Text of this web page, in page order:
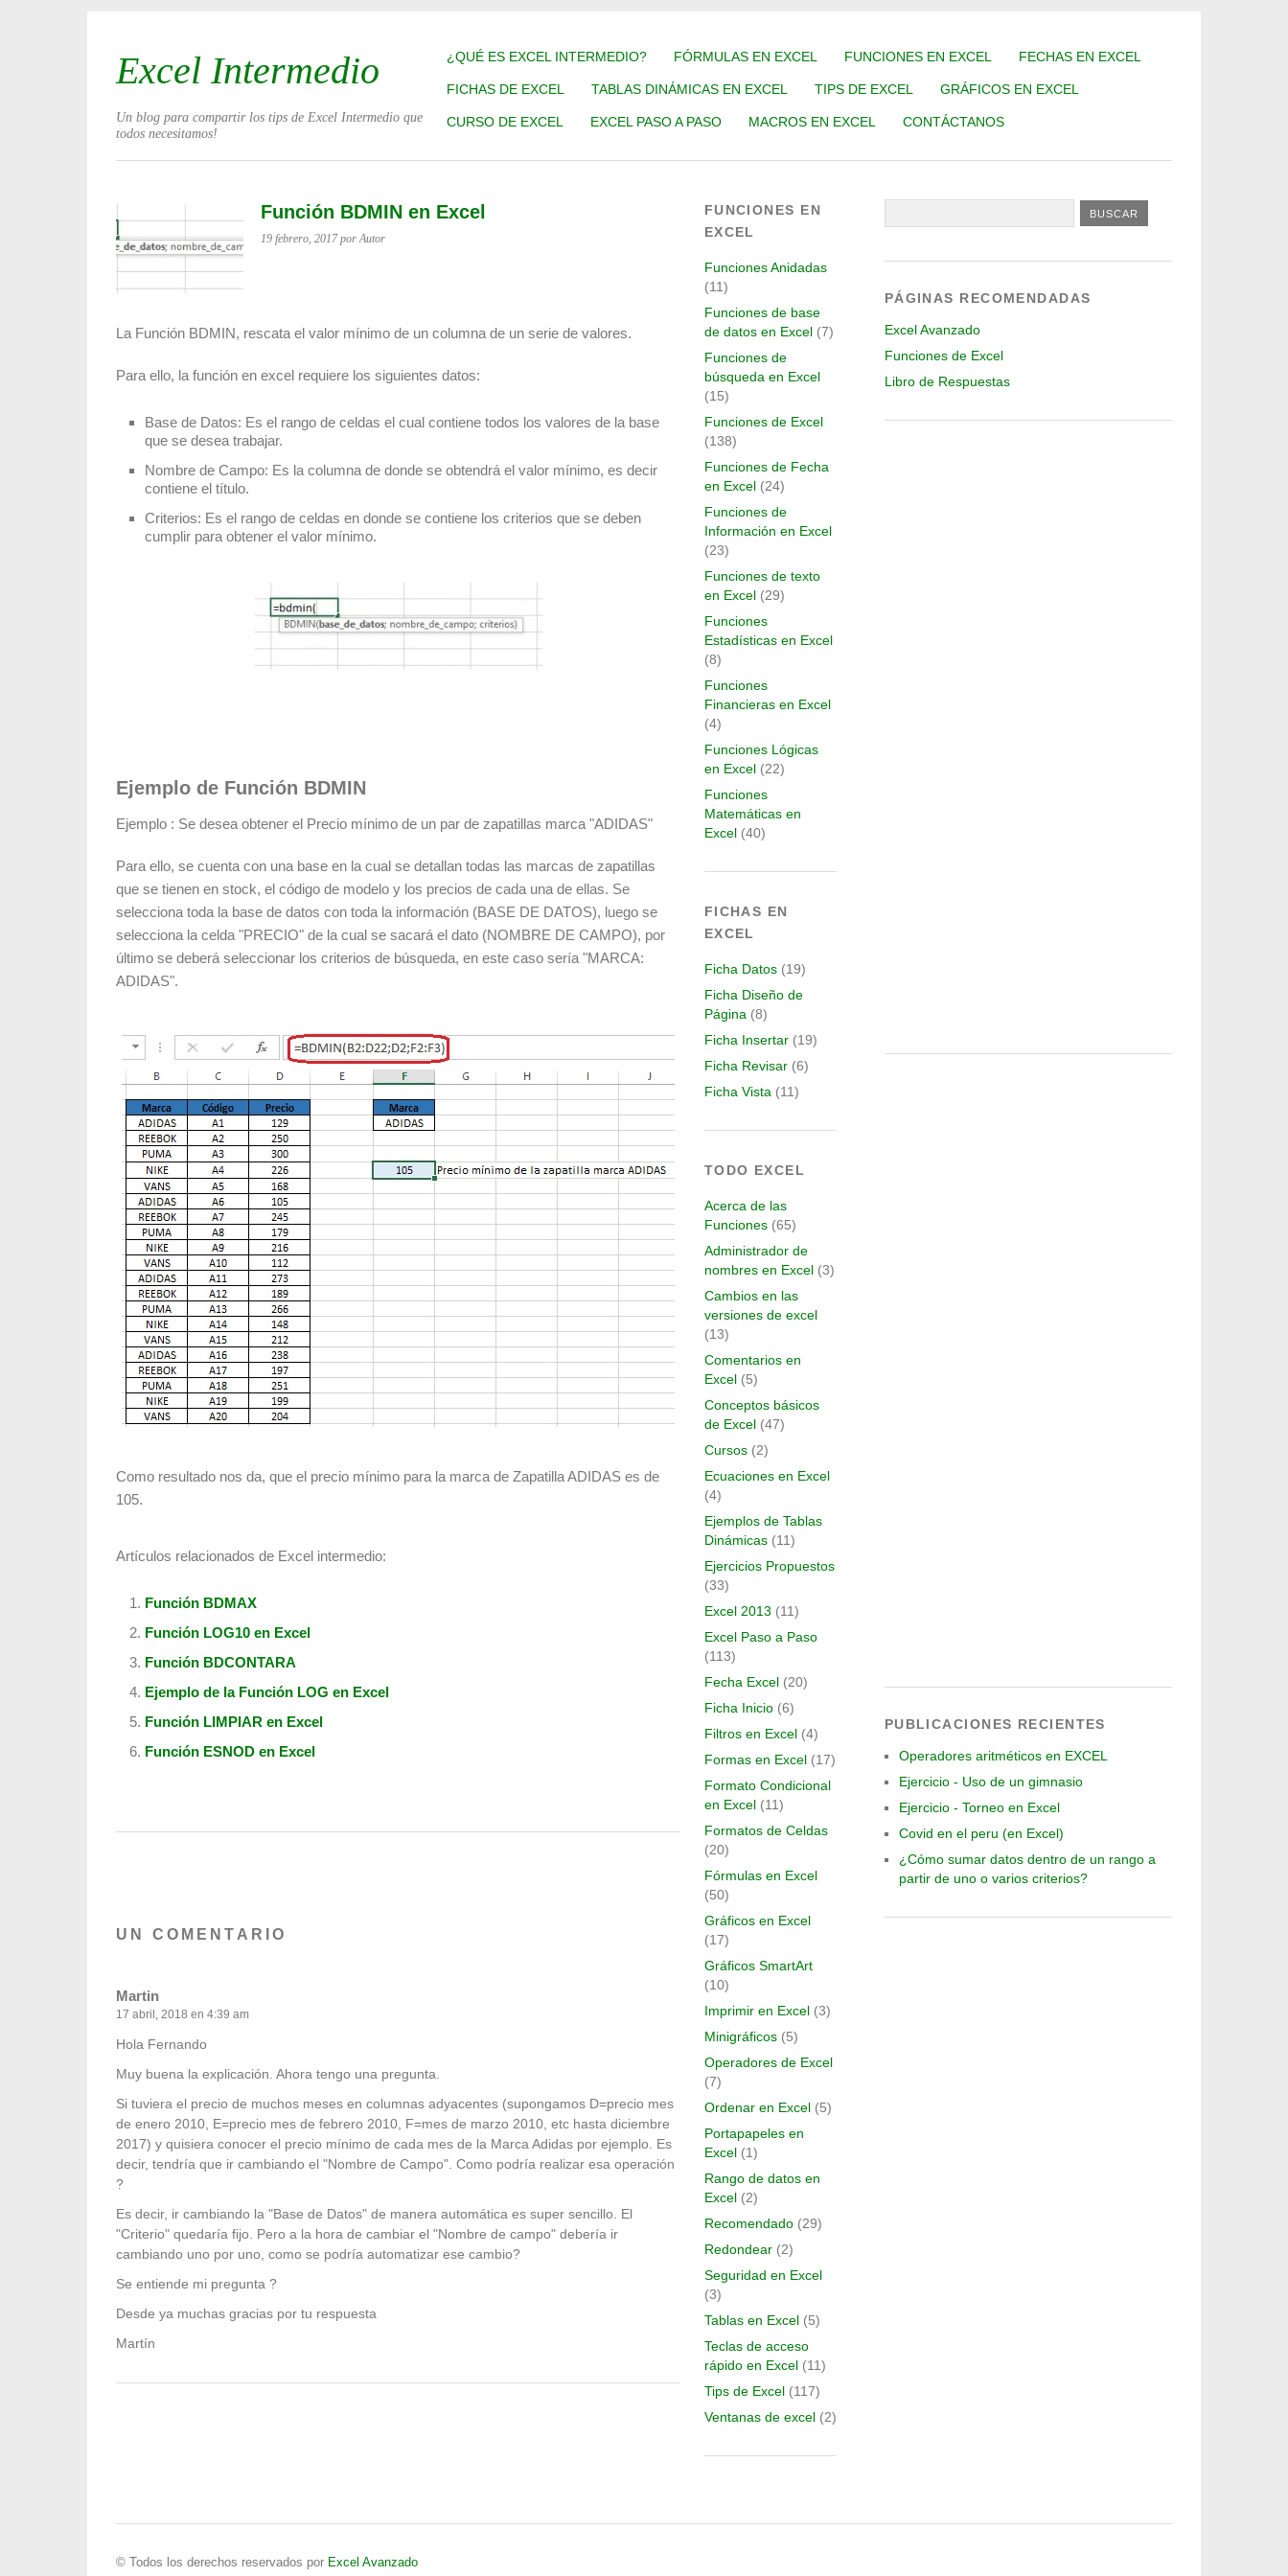
¿QUÉ ES EXCEL INTERMEDIO? FÓRMULAS EN EXCEL FUNCIONES EN EXCEL FECHAS EN EXCEL
FICHAS DE EXCEL TABLAS DINÁMICAS EN EXCEL TIPS DE EXCEL GRÁFICOS EN EXCEL
CURSO DE EXCEL EXCEL PASO A PASO MACROS EN EXCEL CONTÁCTANOS
Excel Intermedio
Un blog para compartir los tips de Excel Intermedio que
todos necesitamos!
Función BDMIN en Excel
19 febrero, 2017 por Autor
La Función BDMIN, rescata el valor mínimo de un columna de un serie de valores.
Para ello, la función en excel requiere los siguientes datos:
Base de Datos: Es el rango de celdas el cual contiene todos los valores de la base
que se desea trabajar.
Nombre de Campo: Es la columna de donde se obtendrá el valor mínimo, es decir
contiene el título.
Criterios: Es el rango de celdas en donde se contiene los criterios que se deben
cumplir para obtener el valor mínimo.
Ejemplo de Función BDMIN
Ejemplo : Se desea obtener el Precio mínimo de un par de zapatillas marca "ADIDAS"
Para ello, se cuenta con una base en la cual se detallan todas las marcas de zapatillas
que se tienen en stock, el código de modelo y los precios de cada una de ellas. Se
selecciona toda la base de datos con toda la información (BASE DE DATOS), luego se
selecciona la celda "PRECIO" de la cual se sacará el dato (NOMBRE DE CAMPO), por
último se deberá seleccionar los criterios de búsqueda, en este caso sería "MARCA:
ADIDAS".
Como resultado nos da, que el precio mínimo para la marca de Zapatilla ADIDAS es de
105.
Artículos relacionados de Excel intermedio:
Función BDMAX
Función LOG10 en Excel
Función BDCONTARA
Ejemplo de la Función LOG en Excel
Función LIMPIAR en Excel
Función ESNOD en Excel
UN COMENTARIO
Martin
17 abril, 2018 en 4:39 am
Hola Fernando
Muy buena la explicación. Ahora tengo una pregunta.
Si tuviera el precio de muchos meses en columnas adyacentes (supongamos D=precio mes
de enero 2010, E=precio mes de febrero 2010, F=mes de marzo 2010, etc hasta diciembre
2017) y quisiera conocer el precio mínimo de cada mes de la Marca Adidas por ejemplo. Es
decir, tendría que ir cambiando el "Nombre de Campo". Como podría realizar esa operación
?
Es decir, ir cambiando la "Base de Datos" de manera automática es super sencillo. El
"Criterio" quedaría fijo. Pero a la hora de cambiar el "Nombre de campo" debería ir
cambiando uno por uno, como se podría automatizar ese cambio?
Se entiende mi pregunta ?
Desde ya muchas gracias por tu respuesta
Martín
FUNCIONES EN
EXCEL
Funciones Anidadas
(11)
Funciones de base
de datos en Excel(7)
Funciones de
búsqueda en Excel
(15)
Funciones de Excel
(138)
Funciones de Fecha
en Excel(24)
Funciones de
Información en Excel
(23)
Funciones de texto
en Excel(29)
Funciones
Estadísticas en Excel
(8)
Funciones
Financieras en Excel
(4)
Funciones Lógicas
en Excel(22)
Funciones
Matemáticas en
Excel(40)
FICHAS EN
EXCEL
Ficha Datos(19)
Ficha Diseño de
Página (8)
Ficha Insertar(19)
Ficha Revisar(6)
Ficha Vista (11)
TODO EXCEL
Acerca de las
Funciones(65)
Administrador de
nombres en Excel(3)
Cambios en las
versiones de excel
(13)
Comentarios en
Excel(5)
Conceptos básicos
de Excel(47)
Cursos(2)
Ecuaciones en Excel
(4)
Ejemplos de Tablas
Dinámicas(11)
Ejercicios Propuestos
(33)
Excel 2013 (11)
Excel Paso a Paso
(113)
Fecha Excel(20)
Ficha Inicio(6)
Filtros en Excel(4)
Formas en Excel(17)
Formato Condicional
en Excel(11)
Formatos de Celdas
(20)
Fórmulas en Excel
(50)
Gráficos en Excel
(17)
Gráficos SmartArt
(10)
Imprimir en Excel(3)
Minigráficos(5)
Operadores de Excel
(7)
Ordenar en Excel(5)
Portapapeles en
Excel(1)
Rango de datos en
Excel(2)
Recomendado(29)
Redondear(2)
Seguridad en Excel
(3)
Tablas en Excel(5)
Teclas de acceso
rápido en Excel(11)
Tips de Excel(117)
Ventanas de excel(2)
PÁGINAS RECOMENDADAS
Excel Avanzado
Funciones de Excel
Libro de Respuestas
PUBLICACIONES RECIENTES
Operadores aritméticos en EXCEL
Ejercicio - Uso de un gimnasio
Ejercicio - Torneo en Excel
Covid en el peru (en Excel)
¿Cómo sumar datos dentro de un rango a
partir de uno o varios criterios?
© Todos los derechos reservados por Excel Avanzado